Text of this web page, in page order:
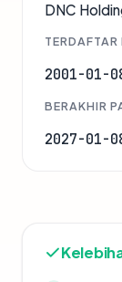
DNC
TERDAFTAR
2001-01-
BERAKHIR
2027-01-